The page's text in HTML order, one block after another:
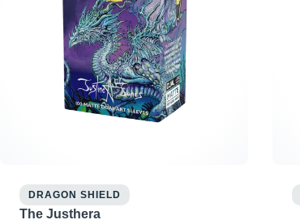
DRAGON SHIELD
The Justhera